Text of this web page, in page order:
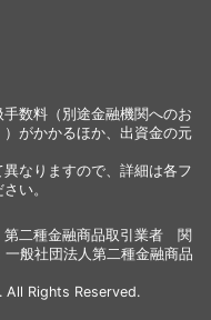
数料（別途金融機関へのお
がかかるほか、出資金の元
なりますので、詳細は各フ
い。
第二種金融商品取引業者 関
般社団法人第二種金融商品
Rights Reserved.